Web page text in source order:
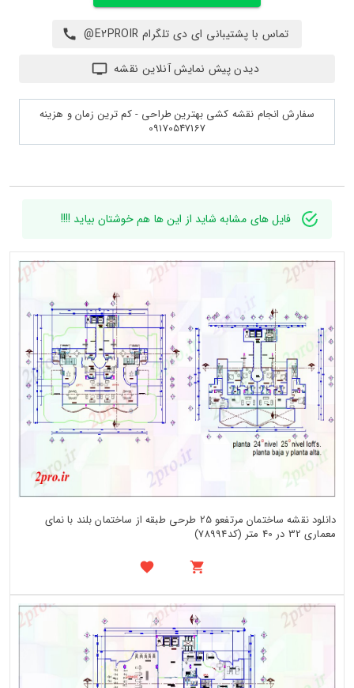
تماس با پشتیبانی ای دی تلگرام E2PROIR@
دیدن پیش نمایش آنلاین نقشه
سفارش انجام نقشه کشی بهترین طراحی - کم ترین زمان و هزینه
09170547167
فایل های مشابه شاید از این ها هم خوشتان بیاید !!!!
دانلود نقشه ساختمان مرتفعو 25 طرحی طبقه از ساختمان بلند با نمای
معماری 32 در 40 متر (کد78994)